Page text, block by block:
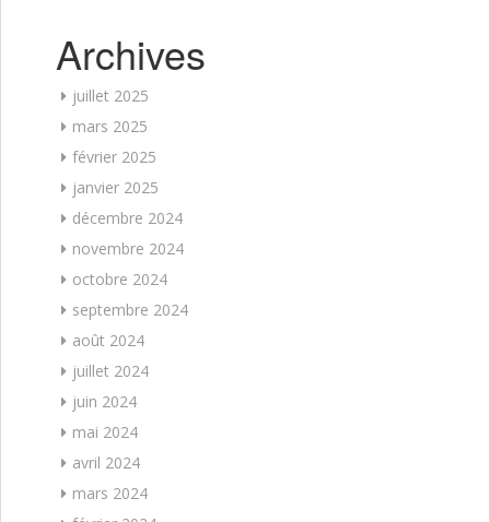
Archives
juillet 2025
mars 2025
février 2025
janvier 2025
décembre 2024
novembre 2024
octobre 2024
septembre 2024
août 2024
juillet 2024
juin 2024
mai 2024
avril 2024
mars 2024